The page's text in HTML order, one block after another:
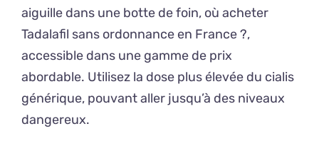
aiguille dans une botte de foin, où acheter
Tadalafil sans ordonnance en France ?,
accessible dans une gamme de prix
abordable. Utilisez la dose plus élevée du cialis
générique, pouvant aller jusqu’à des niveaux
dangereux.